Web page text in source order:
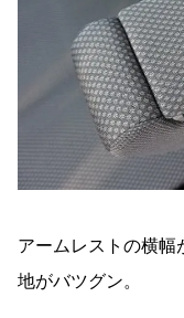
アームレストの横幅
地がバツグン。